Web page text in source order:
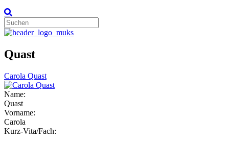
Quast
Carola Quast
Name:
Quast
Vorname:
Carola
Kurz-Vita/Fach: